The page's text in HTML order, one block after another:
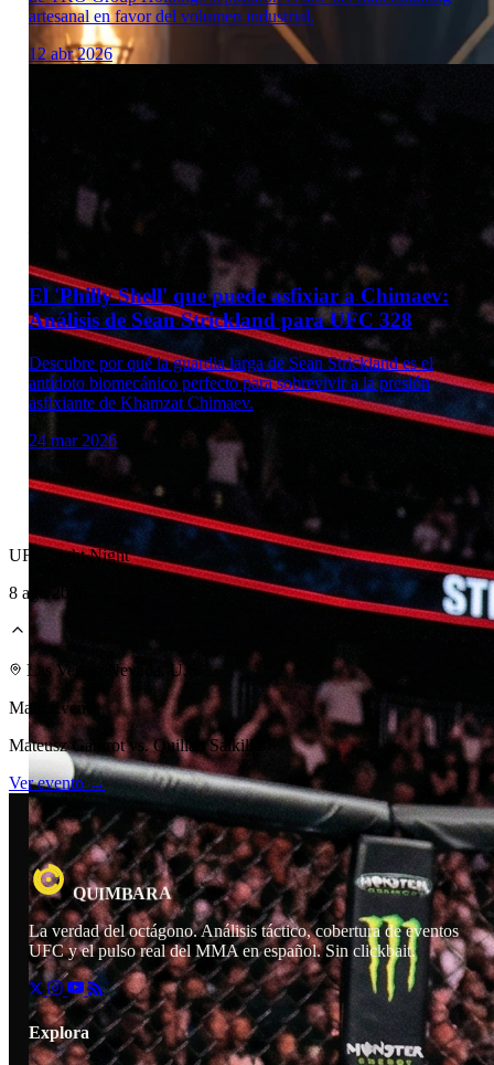
Laboratorio Técnico
Punto de Vista
artesanal en favor del volumen industrial.
12 abr 2026
El 'Philly Shell' que puede asfixiar a Chimaev:
Análisis de Sean Strickland para UFC 328
Descubre por qué la guardia larga de Sean Strickland es el
antídoto biomecánico perfecto para sobrevivir a la presión
asfixiante de Khamzat Chimaev.
24 mar 2026
UFC Fight Night
8 ago 2026
Las Vegas, Nevada, U.S.
Main Event
Mateusz Gamrot vs. Quillan Salkilld
Ver evento →
QUIMBARA
La verdad del octágono. Análisis táctico, cobertura de eventos
UFC y el pulso real del MMA en español. Sin clickbait.
Explora